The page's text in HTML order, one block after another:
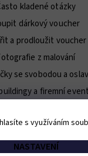
kladené otázky
dárkový voucher
a prodloužit voucher
z malování
se svobodou a
a firemní
O ARTMOMENT
s využíváním
NASTAVENÍ